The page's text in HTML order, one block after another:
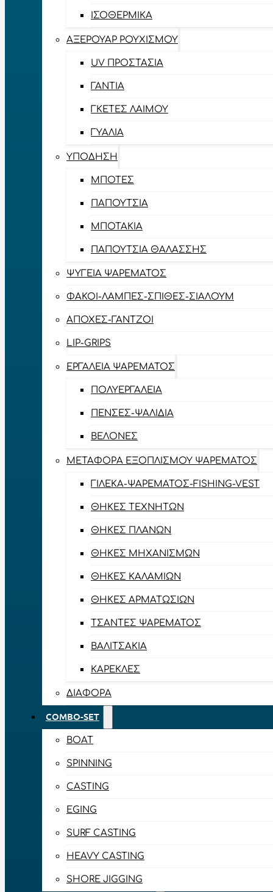
ΙΣΟΘΕΡΜΙΚΆ
ΑΞΕΡΟΥΆΡ ΡΟΥΧΙΣΜΟΎ
UV ΠΡΟΣΤΑΣΊΑ
ΓΆΝΤΙΑ
ΓΚΈΤΕΣ ΛΑΊΜΟΥ
ΓΥΑΛΙΆ
ΥΠΌΔΗΣΗ
ΜΠΌΤΕΣ
ΠΑΠΟΎΤΣΙΑ
ΜΠΟΤΆΚΙΑ
ΠΑΠΟΎΤΣΙΑ ΘΑΛΆΣΣΗΣ
ΨΥΓΕΊΑ ΨΑΡΈΜΑΤΟΣ
ΦΑΚΟΊ-ΛΆΜΠΕΣ-ΣΠΊΘΕΣ-ΣΊΑΛΟΥΜ
ΑΠΌΧΕΣ-ΓΆΝΤΖΟΙ
LIP-GRIPS
EΡΓΑΛΕΊΑ ΨΑΡΈΜΑΤΟΣ
ΠΟΛΥΕΡΓΑΛΕΊΑ
ΠΈΝΣΕΣ-ΨΑΛΊΔΙΑ
ΒΕΛΌΝΕΣ
ΜΕΤΑΦΟΡΆ ΕΞΟΠΛΙΣΜΟΎ ΨΑΡΈΜΑΤΟΣ
ΓΙΛΈΚΑ-ΨΑΡΈΜΑΤΟΣ-FISHING-VEST
ΘΉΚΕΣ ΤΕΧΝΗΤΏΝ
ΘΉΚΕΣ ΠΛΆΝΩΝ
ΘΉΚΕΣ ΜΗΧΑΝΙΣΜΏΝ
ΘΉΚΕΣ ΚΑΛΑΜΙΏΝ
ΘΉΚΕΣ ΑΡΜΑΤΩΣΙΏΝ
ΤΣΆΝΤΕΣ ΨΑΡΈΜΑΤΟΣ
ΒΑΛΙΤΣΆΚΙΑ
ΚΑΡΈΚΛΕΣ
ΔΙΆΦΟΡΑ
COMBO-SET
BOAT
SPINNING
CASTING
EGING
SURF CASTING
HEAVY CASTING
SHORE JIGGING